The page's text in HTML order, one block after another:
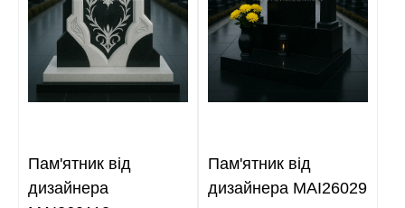
Пам'ятник від
дизайнера
Пам'ятник від
дизайнера MAI26029